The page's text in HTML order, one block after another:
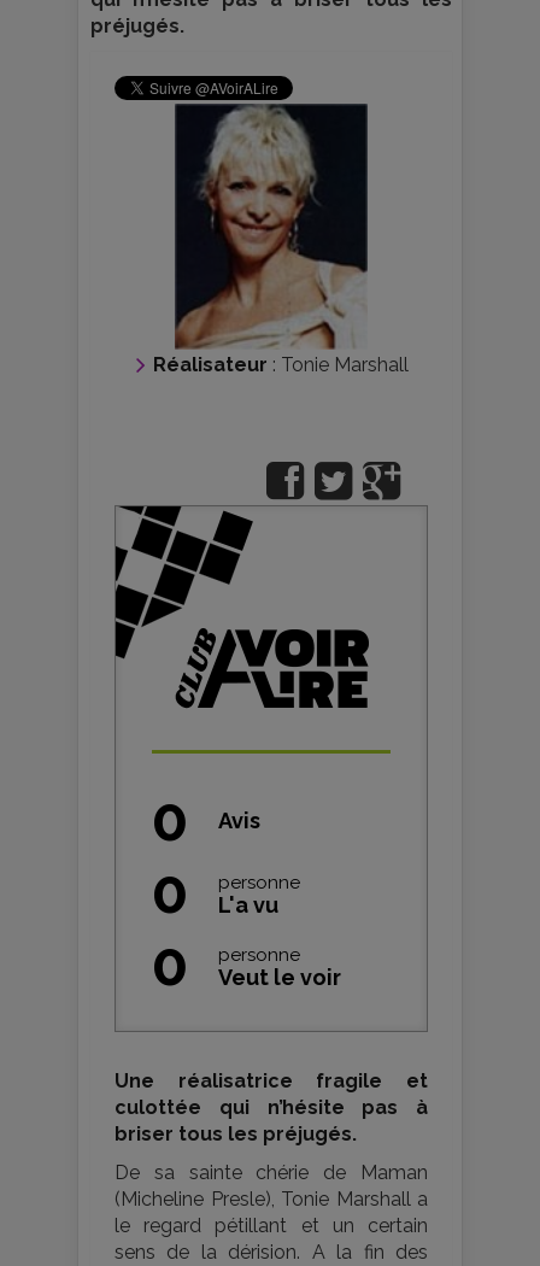
préjugés.
Réalisateur : Tonie Marshall
0 Avis
0 personne
L'a vu
0 personne
Veut le voir
Une réalisatrice fragile et
culottée qui n’hésite pas à
briser tous les préjugés.
De sa sainte chérie de Maman
(Micheline Presle), Tonie Marshall a
le regard pétillant et un certain
sens de la dérision. A la fin des